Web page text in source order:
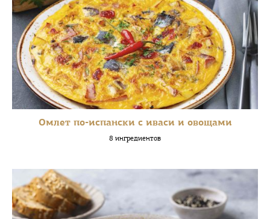
Омлет по-испански с иваси и овощами
8 ингредиентов